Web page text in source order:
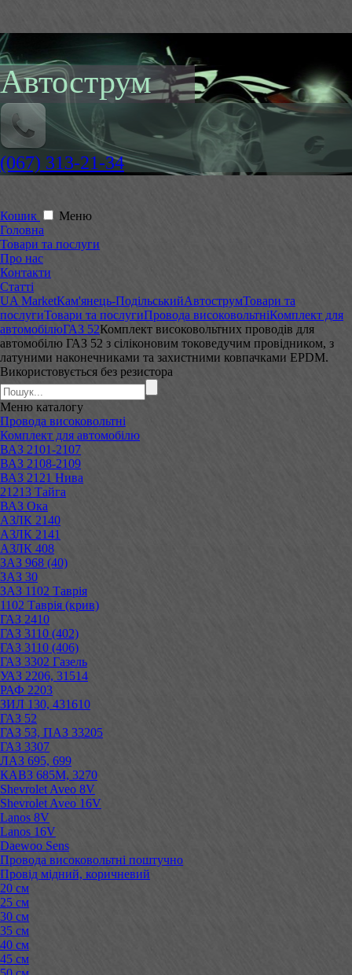
Автострум
(067) 313-21-34
Кошик
Меню
Головна
Товари та послуги
Про нас
Контакти
Статті
UA MarketКам'янець-ПодільськийАвтострумТовари та
послугиТовари та послугиПровода високовольтніКомплект для
автомобілюГАЗ 52Комплект високовольтних проводів для
автомобілю ГАЗ 52 з сіліконовим токоведучим провідником, з
латуними наконечниками та захистними ковпачками EPDM.
Використовується без резистора
Меню каталогу
Провода високовольтні
Комплект для автомобілю
ВАЗ 2101-2107
ВАЗ 2108-2109
ВАЗ 2121 Нива
21213 Тайга
ВАЗ Ока
АЗЛК 2140
АЗЛК 2141
АЗЛК 408
ЗАЗ 968 (40)
ЗАЗ 30
ЗАЗ 1102 Таврія
1102 Таврія (крив)
ГАЗ 2410
ГАЗ 3110 (402)
ГАЗ 3110 (406)
ГАЗ 3302 Газель
УАЗ 2206, 31514
РАФ 2203
ЗИЛ 130, 431610
ГАЗ 52
ГАЗ 53, ПАЗ 33205
ГАЗ 3307
ЛАЗ 695, 699
КАВЗ 685М, 3270
Shevrolet Aveo 8V
Shevrolet Aveo 16V
Lanos 8V
Lanos 16V
Daewoo Sens
Провода високовольтні поштучно
Провід мідний, коричневий
20 см
25 см
30 см
35 см
40 см
45 см